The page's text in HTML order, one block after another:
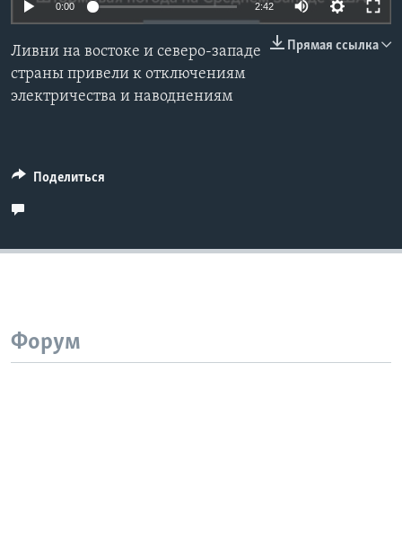
СОЦИАЛЬНЫЕ СЕТИ
0:00 2:42
Прямая ссылка
Ливни на востоке и северо-западе
страны привели к отключениям
электричества и наводнениям
Поделиться
Форум